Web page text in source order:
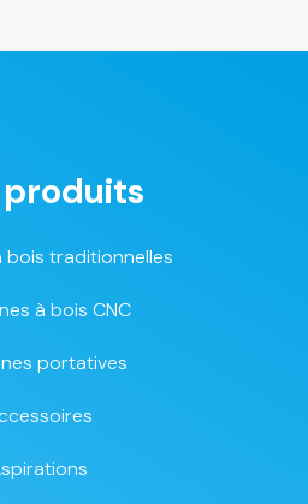
produits
bois traditionnelles
à bois CNC
portatives